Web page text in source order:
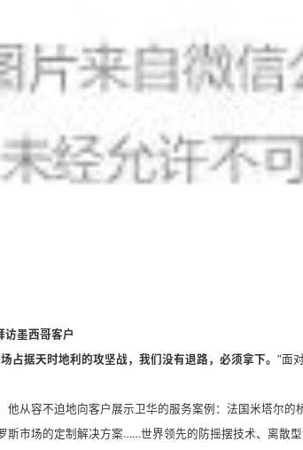
访墨西哥客户
占据天时地利的攻坚战，我们没有退路，必须拿下。”面
他从容不迫地向客户展示卫华的服务案例：法国米塔尔的
斯市场的定制解决方案……世界领先的防摇摆技术、离散